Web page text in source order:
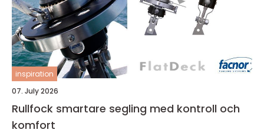
inspiration
07. July 2026
Rullfock smartare segling med kontroll och
komfort